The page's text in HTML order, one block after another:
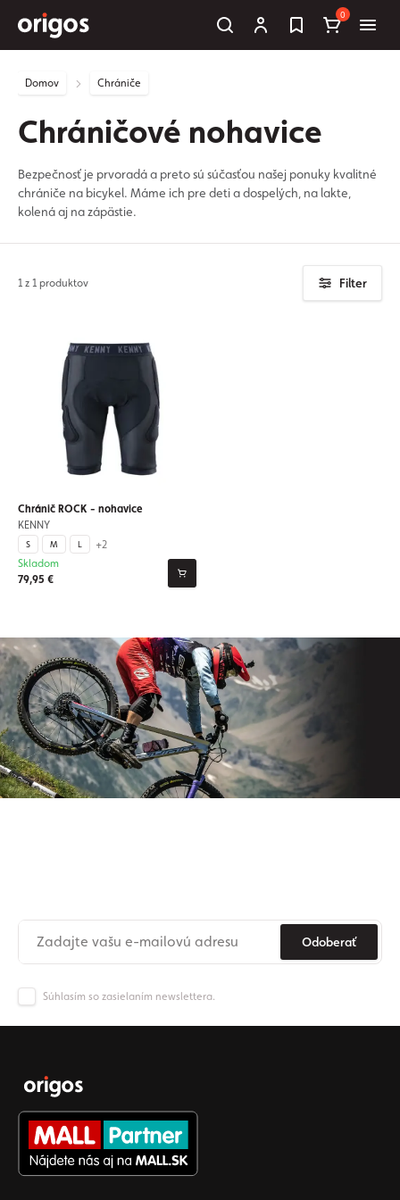
0
Domov Chrániče
Chráničové nohavice
Bezpečnosť je prvoradá a preto sú súčasťou našej ponuky kvalitné
chrániče na bicykel. Máme ich pre deti a dospelých, na lakte,
kolená aj na zápästie.
1 z 1 produktov Filter
Chránič ROCK - nohavice
KENNY
S M L +2
79,95 €
Skladom
Odoberať
Súhlasím so zasielaním newslettera.